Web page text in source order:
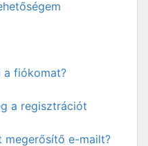
a fiókomat?
a regisztrációt
megerősítő e-mailt?